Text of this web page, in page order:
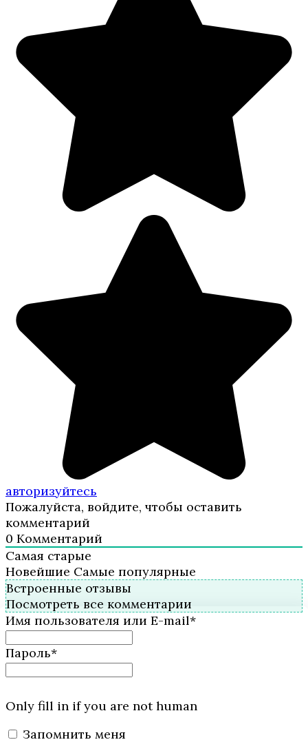
авторизуйтесь
Пожалуйста, войдите, чтобы оставить
комментарий
0 Комментарий
Самая старые
Новейшие Самые популярные
Встроенные отзывы
Посмотреть все комментарии
Имя пользователя или E-mail*
Пароль*
Only fill in if you are not human
Запомнить меня